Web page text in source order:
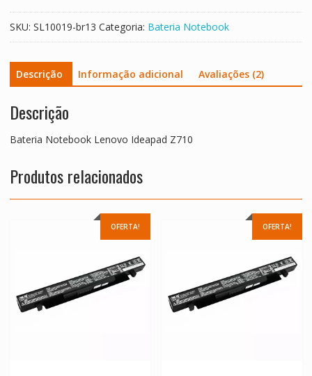
SKU: SL10019-br13 Categoria: Bateria Notebook
Descrição Informação adicional Avaliações (2)
Descrição
Bateria Notebook Lenovo Ideapad Z710
Produtos relacionados
OFERTA! OFERTA!